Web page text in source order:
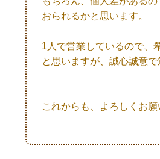
おられるかと思います。
1人で営業しているので、
と思いますが、誠心誠意
これからも、よろしくお